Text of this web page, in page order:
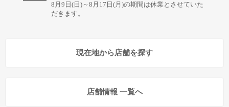
8月9日(日)～8月17日(月)の期間は休業とさせていた
だきます。
現在地から店舗を探す
店舗情報 一覧へ